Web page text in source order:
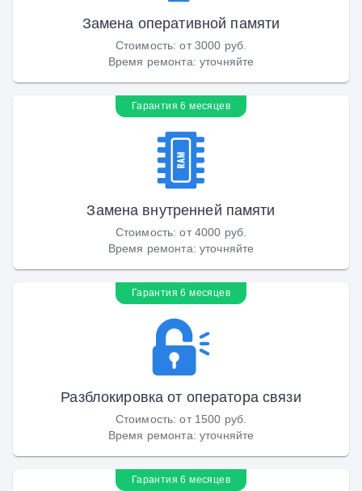
Замена оперативной памяти
Стоимость:от 3000 руб.
Время ремонта: уточняйте
Гарантия 6 месяцев
Замена внутренней памяти
Стоимость:от 4000 руб.
Время ремонта: уточняйте
Гарантия 6 месяцев
Разблокировка от оператора связи
Стоимость:от 1500 руб.
Время ремонта: уточняйте
Гарантия 6 месяцев